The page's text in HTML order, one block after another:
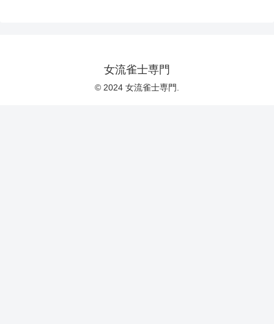
女流雀士専門
© 2024 女流雀士専門.